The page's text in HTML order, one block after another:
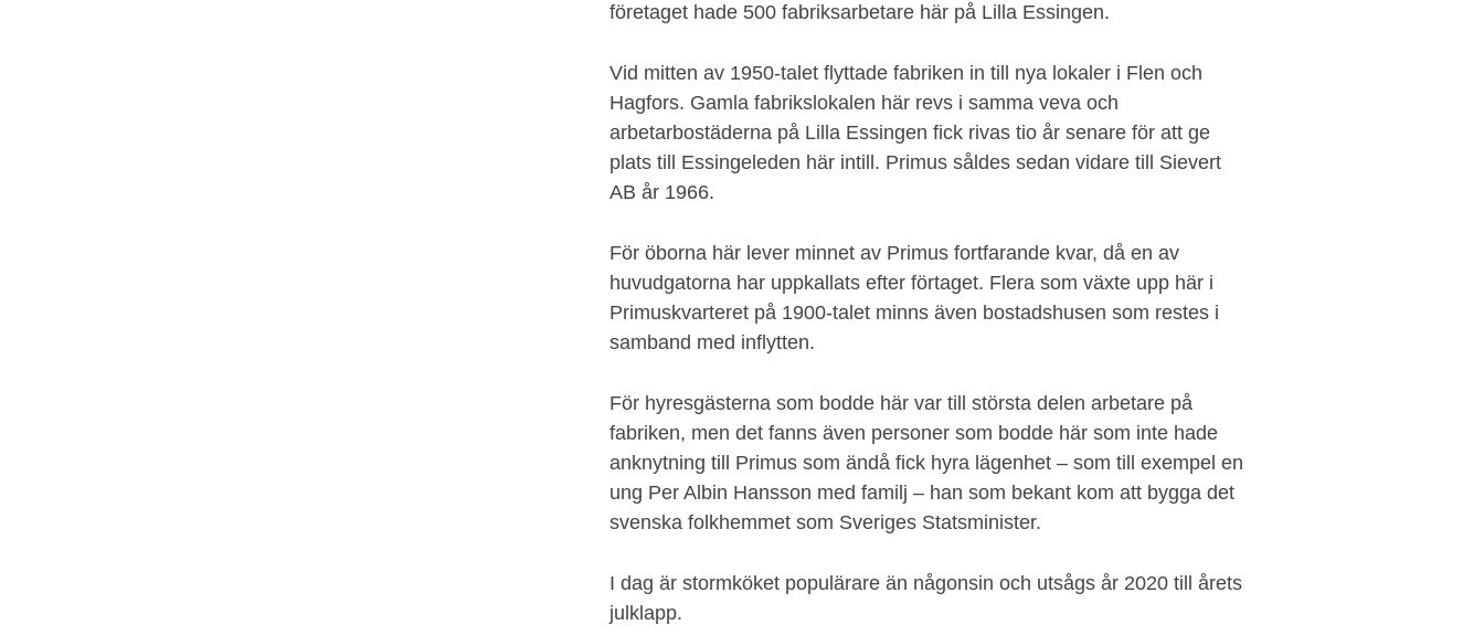
företaget hade 500 fabriksarbetare här på Lilla Essingen.
Vid mitten av 1950-talet flyttade fabriken in till nya lokaler i Flen och
Hagfors. Gamla fabrikslokalen här revs i samma veva och
arbetarbostäderna på Lilla Essingen fick rivas tio år senare för att ge
plats till Essingeleden här intill. Primus såldes sedan vidare till Sievert
AB år 1966.
För öborna här lever minnet av Primus fortfarande kvar, då en av
huvudgatorna har uppkallats efter förtaget. Flera som växte upp här i
Primuskvarteret på 1900-talet minns även bostadshusen som restes i
samband med inflytten.
För hyresgästerna som bodde här var till största delen arbetare på
fabriken, men det fanns även personer som bodde här som inte hade
anknytning till Primus som ändå fick hyra lägenhet – som till exempel en
ung Per Albin Hansson med familj – han som bekant kom att bygga det
svenska folkhemmet som Sveriges Statsminister.
I dag är stormköket populärare än någonsin och utsågs år 2020 till årets
julklapp.